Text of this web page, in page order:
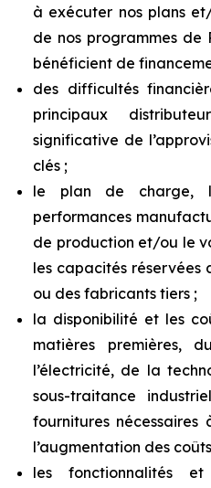
à exécuter nos plans
de nos programmes
bénéficient de
des difficultés
principaux
significative de
clés ;
le plan de charge,
performances
de production et/ou le
les capacités réservées
ou des fabricants tiers ;
la disponibilité et les
matières premières,
l’électricité, de la
sous-traitance
fournitures
l’augmentation des
les fonctionnalités